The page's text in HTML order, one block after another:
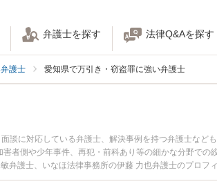
弁護士を探す 法律Q&Aを探す
護士 愛知県で万引き・窃盗罪に強い弁護士
に対応している弁護士、解決事例を持つ弁護士など
者側や少年事件、再犯・前科あり等の細かな分野での
弁護士、いなほ法律事務所の伊藤 力也弁護士のプロフ
ぐに弁護士に相談したい』『万引き・窃盗罪のトラブ